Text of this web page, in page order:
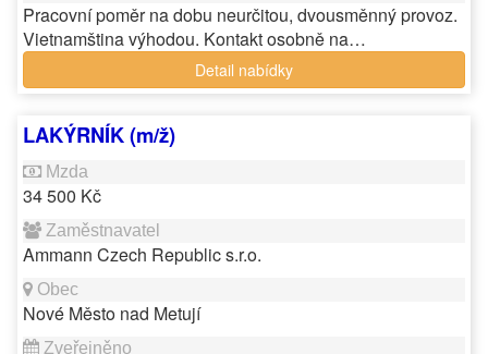
Pracovní poměr na dobu neurčitou, dvousměnný provoz.
Vietnamština výhodou. Kontakt osobně na…
Detail nabídky
LAKÝRNÍK (m/ž)
34 500 Kč
Ammann Czech Republic s.r.o.
Nové Město nad Metují